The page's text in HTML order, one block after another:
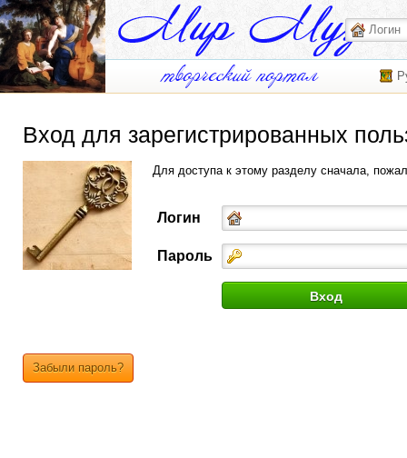
Вход для зарегистрированных
Для доступа к этому разделу сначала,
Логин
Пароль
Забыли пароль?